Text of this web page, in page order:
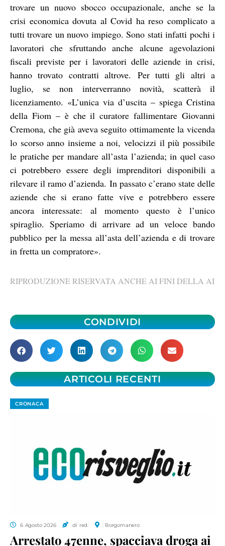
trovare un nuovo sbocco occupazionale, anche se la
crisi economica dovuta al Covid ha reso complicato a
tutti trovare un nuovo impiego. Sono stati infatti pochi i
lavoratori che sfruttando anche alcune agevolazioni
fiscali previste per i lavoratori delle aziende in crisi,
hanno trovato contratti altrove.
Per tutti gli altri a
luglio, se non interverranno novità, scatterà il
licenziamento. «L’unica via d’uscita – spiega Cristina
della Fiom – è che il curatore fallimentare Giovanni
Cremona, che già aveva seguito ottimamente la vicenda
lo scorso anno insieme a noi, velocizzi il più possibile
le pratiche per mandare all’asta l’azienda; in quel caso
ci potrebbero essere degli imprenditori disponibili a
rilevare il ramo d’azienda. In passato c’erano state delle
aziende che si erano fatte vive e potrebbero essere
ancora interessate: al momento questo è l’unico
spiraglio. Speriamo di arrivare ad un veloce bando
pubblico per la messa all’asta dell’azienda e di trovare
in fretta un compratore».
RIPRODUZIONE RISERVATA ANCHE AI FINI DELLA AI
CONDIVIDI
ARTICOLI RECENTI
CRONACA
6 Agosto 2026 di red. Borgomanero
Arrestato 47enne, spacciava droga ai